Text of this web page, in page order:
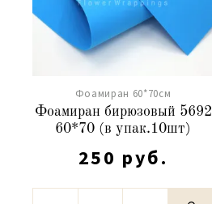
Фоамиран 60*70см
Фоамиран бирюзовый 5692
60*70 (в упак.10шт)
250 руб.